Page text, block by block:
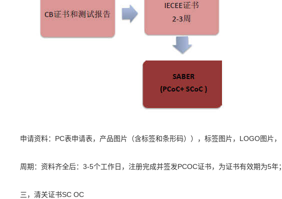
申请资料：PC表申请表，产品图片（含标签和条形码）），标签图片，LOGO图片，
周期：资料齐全后：3-5个工作日，注册完成并签发PCOC证书，为证书有效期为5年；
三，清关证书SC OC